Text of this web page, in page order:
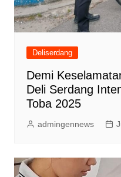
Deliserdang
Demi
Deli Serdang
Toba 2025
admingennews